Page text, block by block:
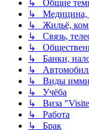
↳ Общие
↳ Медицина,
↳ Жильё,
↳ Связь,
↳
↳ Банки,
↳
↳ Виды
↳ Учёба
↳ Виза
↳ Работа
↳ Брак